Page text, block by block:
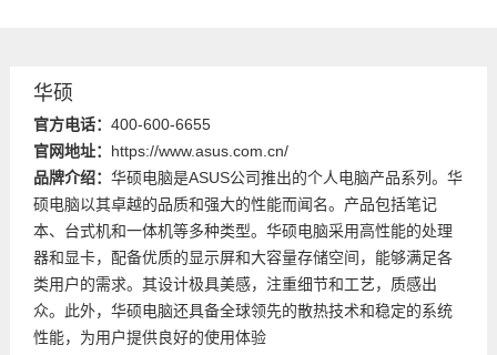
华硕
官方电话： 400-600-6655
官网地址： https://www.asus.com.cn/
品牌介绍： 华硕电脑是ASUS公司推出的个人电脑产品系列。华
硕电脑以其卓越的品质和强大的性能而闻名。产品包括笔记
本、台式机和一体机等多种类型。华硕电脑采用高性能的处理
器和显卡，配备优质的显示屏和大容量存储空间，能够满足各
类用户的需求。其设计极具美感，注重细节和工艺，质感出
众。此外，华硕电脑还具备全球领先的散热技术和稳定的系统
性能，为用户提供良好的使用体验